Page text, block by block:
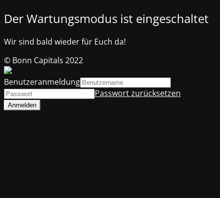
Der Wartungsmodus ist eingeschaltet
Wir sind bald wieder für Euch da!
© Bonn Capitals 2022
Benutzeranmeldung
Passwort zurücksetzen